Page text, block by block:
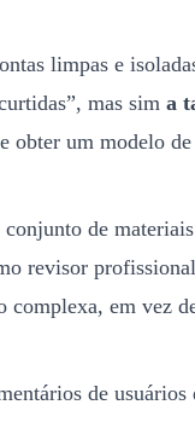
limpas e
mas sim a
obter um modelo de
conjunto de
revisor
complexa, em vez
de